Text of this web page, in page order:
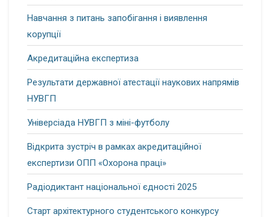
Навчання з питань запобігання і виявлення
корупції
Акредитаційна експертиза
Результати державної атестації наукових напрямів
НУВГП
Універсіада НУВГП з міні-футболу
Відкрита зустріч в рамках акредитаційної
експертизи ОПП «Охорона праці»
Радіодиктант національної єдності 2025
Старт архітектурного студентського конкурсу